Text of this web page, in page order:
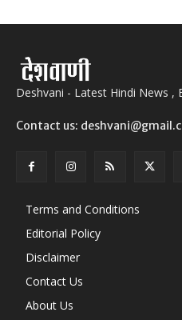
Deshvani - Latest Hindi News ,
Contact us:
Terms and Conditions
Editorial Policy
Disclaimer
Contact Us
About Us